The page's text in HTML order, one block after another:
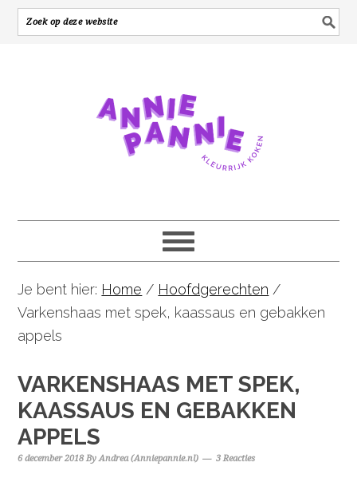
Je bent hier: Home / Hoofdgerechten /
Varkenshaas met spek, kaassaus en gebakken
appels
VARKENSHAAS MET SPEK,
KAASSAUS EN GEBAKKEN
APPELS
6 december 2018ByAndrea (Anniepannie.nl) 3 Reacties